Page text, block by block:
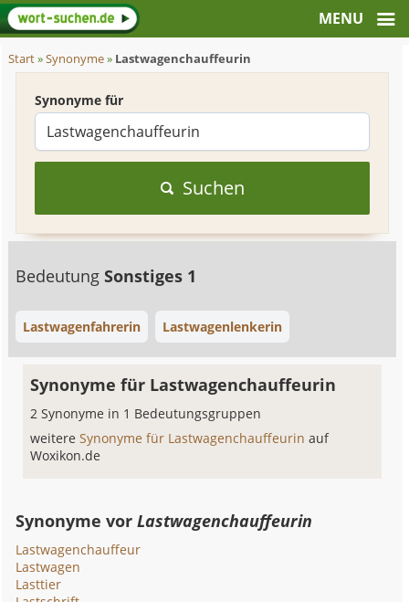
Start»Synonyme» Lastwagenchauffeurin
Synonyme für
Suchen
BedeutungSonstiges 1
Lastwagenfahrerin Lastwagenlenkerin
Synonyme für Lastwagenchauffeurin
2 Synonyme in 1 Bedeutungsgruppen
weitereSynonyme für Lastwagenchauffeurinauf
Woxikon.de
Synonyme vorLastwagenchauffeurin
Lastwagenchauffeur
Lastwagen
Lasttier